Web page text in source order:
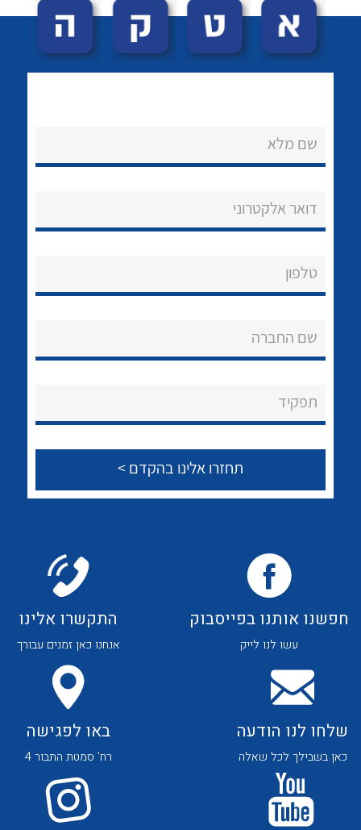
הצוות שלנו
שירותי תמיכה
לכל מוצרי היצרן לכל מוצרי היצרן
לכל מוצרי היצרן לכל מוצרי היצרן
שם מלא
דואר אלקטרוני
טלפון
שם החברה
תפקיד
חפשנו אותנו בפייסבוק
עשו לנו לייק
התקשרו אלינו
אנחנו כאן זמנים עבורך
שלחו לנו הודעה
כאן בשבילך לכל שאלה
באו לפגישה
רח' סמטת התבור 4